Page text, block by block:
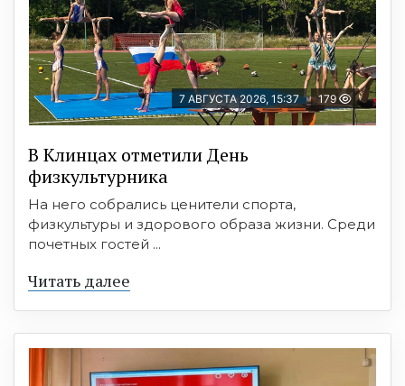
7 АВГУСТА 2026, 15:37 179
В Клинцах отметили День
физкультурника
На него собрались ценители спорта,
физкультуры и здорового образа жизни. Среди
почетных гостей ...
Читать далее